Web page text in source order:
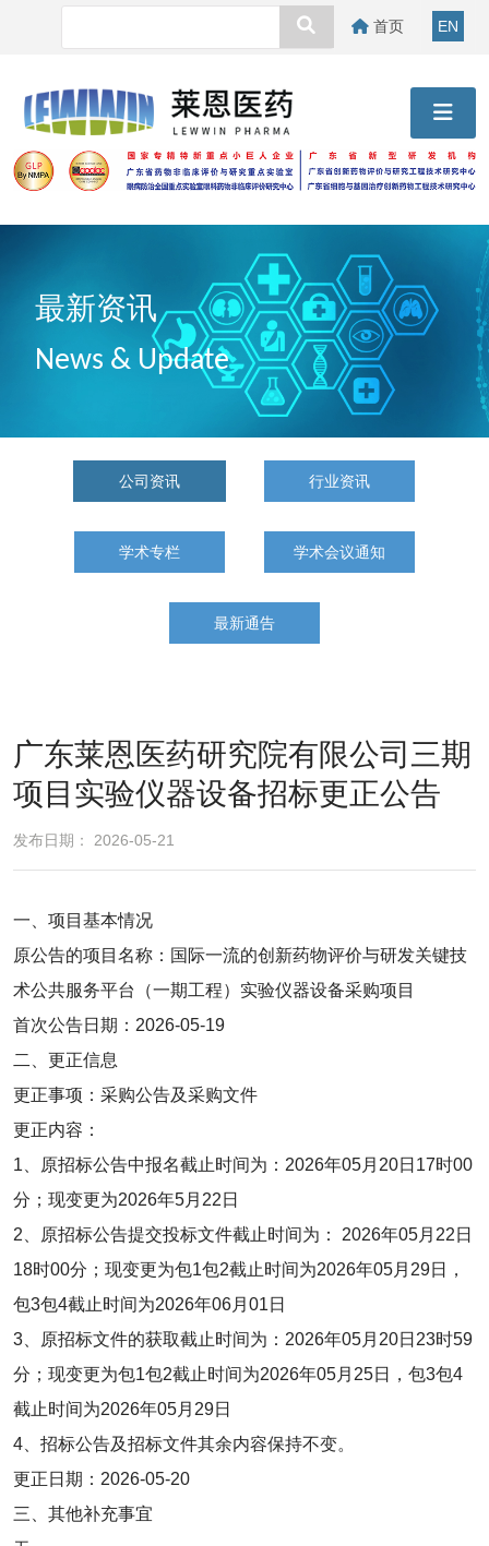
首页 EN
最新资讯
News & Update
公司资讯 行业资讯
学术专栏 学术会议通知
最新通告
广东莱恩医药研究院有限公司三期
项目实验仪器设备招标更正公告
发布日期： 2026-05-21
一、项目基本情况
原公告的项目名称：国际一流的创新药物评价与研发关键技
术公共服务平台（一期工程）实验仪器设备采购项目
首次公告日期：2026-05-19
二、更正信息
更正事项：采购公告及采购文件
更正内容：
1、原招标公告中报名截止时间为：2026年05月20日17时00
分；现变更为2026年5月22日
2、原招标公告提交投标文件截止时间为： 2026年05月22日
18时00分；现变更为包1包2截止时间为2026年05月29日，
包3包4截止时间为2026年06月01日
3、原招标文件的获取截止时间为：2026年05月20日23时59
分；现变更为包1包2截止时间为2026年05月25日，包3包4
截止时间为2026年05月29日
4、招标公告及招标文件其余内容保持不变。
更正日期：2026-05-20
三、其他补充事宜